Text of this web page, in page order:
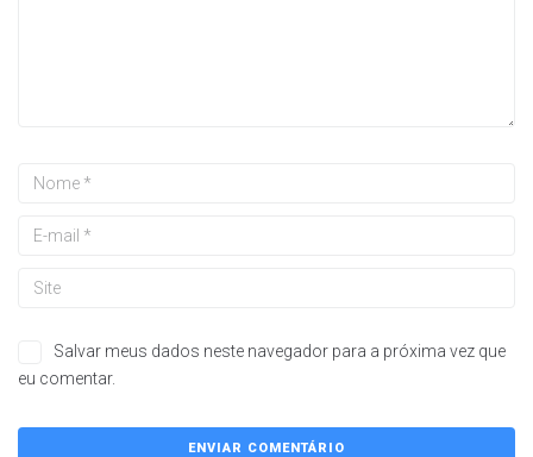
Salvar meus dados neste navegador para a próxima vez que
eu comentar.